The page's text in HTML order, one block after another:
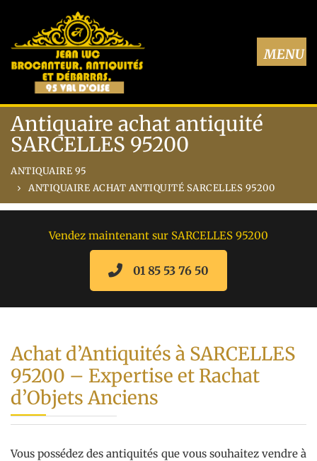
Antiquaire achat antiquité
SARCELLES 95200
ANTIQUAIRE 95
ANTIQUAIRE ACHAT ANTIQUITÉ SARCELLES 95200
Vendez maintenant sur SARCELLES 95200
01 85 53 76 50
Achat d’Antiquités à SARCELLES
95200 – Expertise et Rachat
d’Objets Anciens
Vous possédez des antiquités que vous souhaitez vendre à